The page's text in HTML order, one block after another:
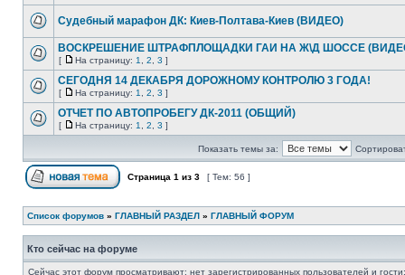
Судебный марафон ДК: Киев-Полтава-Киев (ВИДЕО)
ВОСКРЕШЕНИЕ ШТРАФПЛОЩАДКИ ГАИ НА Ж\Д ШОССЕ
[ На страницу: 1 2 3 ]
СЕГОДНЯ 14 ДЕКАБРЯ ДОРОЖНОМУ КОНТРОЛЮ 3 ГОДА!
[ На страницу: 1 2 3 ]
ОТЧЕТ ПО АВТОПРОБЕГУ ДК-2011 (ОБЩИЙ)
[ На страницу: 1 2 3 ]
Показать темы за:
Страница 1 из 3 [ Тем: 56 ]
Список форумов » ГЛАВНЫЙ РАЗДЕЛ » ГЛАВНЫЙ ФОРУМ
Кто сейчас на форуме
Сейчас этот форум просматривают: нет зарегистрированных пользователей и